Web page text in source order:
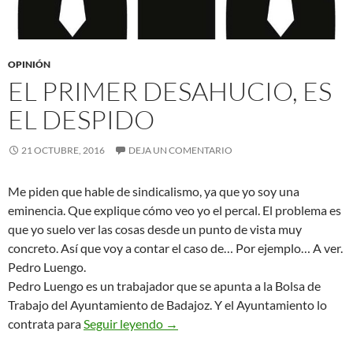
OPINIÓN
EL PRIMER DESAHUCIO, ES
EL DESPIDO
21 OCTUBRE, 2016 DEJA UN COMENTARIO
Me piden que hable de sindicalismo, ya que yo soy una
eminencia. Que explique cómo veo yo el percal. El problema es
que yo suelo ver las cosas desde un punto de vista muy
concreto. Así que voy a contar el caso de… Por ejemplo… A ver.
Pedro Luengo.
Pedro Luengo es un trabajador que se apunta a la Bolsa de
Trabajo del Ayuntamiento de Badajoz. Y el Ayuntamiento lo
contrata paraSeguir leyendo El primer desahucio, es el despido
→